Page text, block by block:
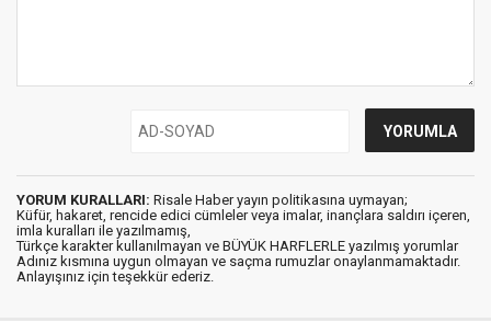
YORUM KURALLARI: Risale Haber yayın politikasına uymayan;
Küfür, hakaret, rencide edici cümleler veya imalar, inançlara saldırı içeren,
imla kuralları ile yazılmamış,
Türkçe karakter kullanılmayan ve BÜYÜK HARFLERLE yazılmış yorumlar
Adınız kısmına uygun olmayan ve saçma rumuzlar onaylanmamaktadır.
Anlayışınız için teşekkür ederiz.